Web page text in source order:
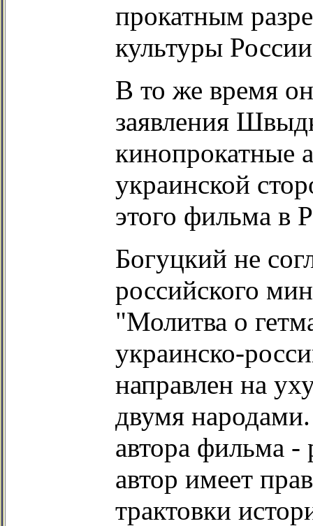
прокатным
культуры
В то же время
заявления
кинопрокатные
украинской
этого фильма в
Богуцкий не
российского
"Молитва о
украинско-
направлен на
двумя
автора фильма
автор имеет
трактовки